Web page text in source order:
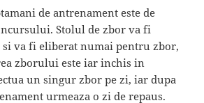
de antrenament este de
Stolul de zbor va fi
si va fi eliberat numai pentru zbor,
zborului este iar inchis in
un singur zbor pe zi, iar dupa
urmeaza o zi de repaus.